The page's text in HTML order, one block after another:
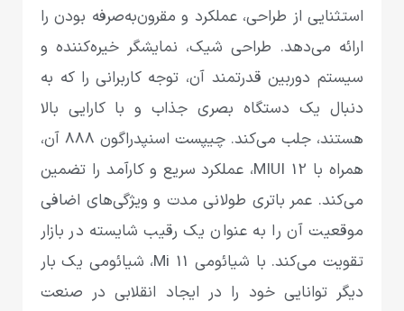
استثنایی از طراحی، عملکرد و مقرون‌به‌صرفه بودن را
ارائه می‌دهد. طراحی شیک، نمایشگر خیره‌کننده و
سیستم دوربین قدرتمند آن، توجه کاربرانی را که به
دنبال یک دستگاه بصری جذاب و با کارایی بالا
هستند، جلب می‌کند. چیپست اسنپدراگون 888 آن،
همراه با MIUI 12، عملکرد سریع و کارآمد را تضمین
می‌کند. عمر باتری طولانی مدت و ویژگی‌های اضافی
موقعیت آن را به عنوان یک رقیب شایسته در بازار
تقویت می‌کند. با شیائومی‌ Mi 11، شیائومی‌ یک بار
دیگر توانایی خود را در ایجاد انقلابی در صنعت